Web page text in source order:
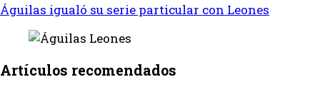
Águilas igualó su serie particular con Leones
Artículos recomendados